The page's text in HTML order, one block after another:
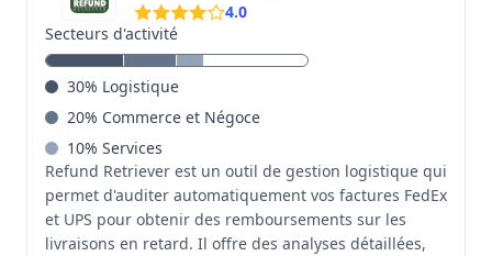
4.0
Secteurs d'activité
30% Logistique
20% Commerce et Négoce
10% Services
Refund Retriever est un outil de gestion logistique qui
permet d'auditer automatiquement vos factures FedEx
et UPS pour obtenir des remboursements sur les
livraisons en retard. Il offre des analyses détaillées,